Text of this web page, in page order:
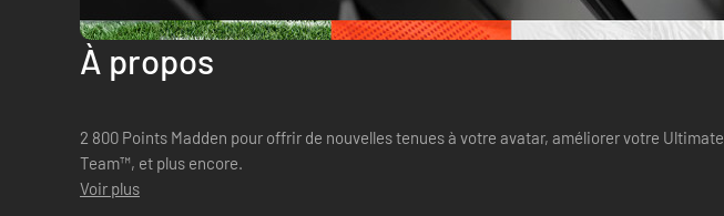
À propos
2 800 Points Madden pour offrir de nouvelles tenues à votre avatar, améliorer votre Ultimate
Team™, et plus encore.
Voir plus